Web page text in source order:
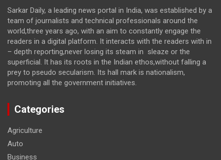
Sarkar Daily, a leading news portal in India, was established by a
team of journalists and technical professionals around the
world,three years ago, with an aim to constantly engage the
readers in a digital platform. It interacts with the readers with in
– depth reporting,never losing its steam in sleaze or the
superficial. It has its roots in the Indian ethos,without falling a
prey to pseudo secularism. Its hall mark is nationalism,
promoting all the government initiatives.
Categories
Agriculture
Auto
Business